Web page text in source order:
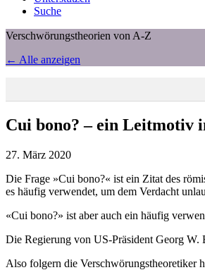
Suche
Verschwörungstheorien von A-Z
← Alle anzeigen
Cui bono? – ein Leitmotiv
27. März 2020
Die Frage »Cui bono?« ist ein Zitat des
es häufig verwendet, um dem Verdacht
«Cui bono?» ist aber auch ein häufig
Die Regierung von US-Präsident Georg
Also folgern die Verschwörungstheoretiker